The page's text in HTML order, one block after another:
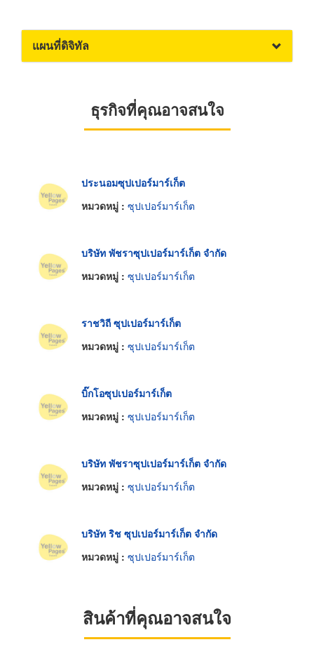
แผนที่ดิจิทัล
ธุรกิจที่คุณอาจสนใจ
ประนอมซุปเปอร์มาร์เก็ต
หมวดหมู่ : ซุปเปอร์มาร์เก็ต
บริษัท พัชราซุปเปอร์มาร์เก็ต จำกัด
หมวดหมู่ : ซุปเปอร์มาร์เก็ต
ราชวิถี ซุปเปอร์มาร์เก็ต
หมวดหมู่ : ซุปเปอร์มาร์เก็ต
บิ๊กโอซุปเปอร์มาร์เก็ต
หมวดหมู่ : ซุปเปอร์มาร์เก็ต
บริษัท พัชราซุปเปอร์มาร์เก็ต จำกัด
หมวดหมู่ : ซุปเปอร์มาร์เก็ต
บริษัท ริช ซุปเปอร์มาร์เก็ต จำกัด
หมวดหมู่ : ซุปเปอร์มาร์เก็ต
สินค้าที่คุณอาจสนใจ